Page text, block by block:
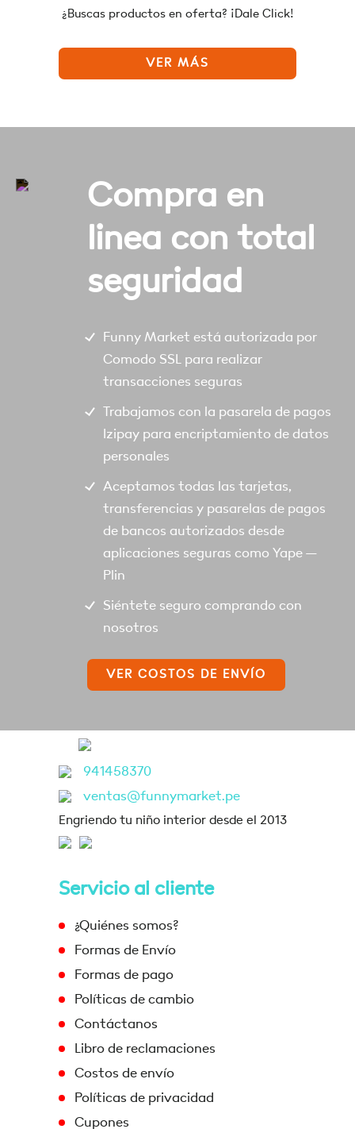
¿Buscas productos en oferta? ¡Dale Click!
VER MÁS
Compra en
linea con total
seguridad
Funny Market está autorizada por
Comodo SSL para realizar
transacciones seguras
Trabajamos con la pasarela de pagos
Izipay para encriptamiento de datos
personales
Aceptamos todas las tarjetas,
transferencias y pasarelas de pagos
de bancos autorizados desde
aplicaciones seguras como Yape –
Plin
Siéntete seguro comprando con
nosotros
VER COSTOS DE ENVÍO
941458370
ventas@funnymarket.pe
Engriendo tu niño interior desde el 2013
Servicio al cliente
¿Quiénes somos?
Formas de Envío
Formas de pago
Políticas de cambio
Contáctanos
Libro de reclamaciones
Costos de envío
Políticas de privacidad
Cupones